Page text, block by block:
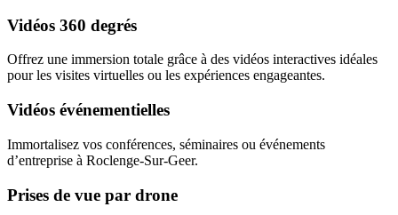
Vidéos 360 degrés
Offrez une immersion totale grâce à des vidéos interactives idéales
pour les visites virtuelles ou les expériences engageantes.
Vidéos événementielles
Immortalisez vos conférences, séminaires ou événements
d’entreprise à Roclenge-Sur-Geer.
Prises de vue par drone